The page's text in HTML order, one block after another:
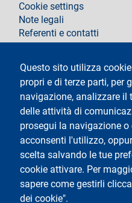
Questo sito utilizza
propri e di terze parti, per
navigazione, analizzare
delle attività di
prosegui la navigazione
acconsenti l'utilizzo,
scelta salvando le tue
cookie attivare. Per
sapere come gestirli
dei cookie".
Cookie settings
Note legali
Referenti e contatti
Testo
Università degli Studi di Milano
Via Festa del Perdono 7 - 20122
Tel.+39 02 5032 5032
Posta elettronica certificata
Logo